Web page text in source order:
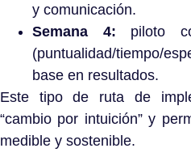
y comunicación.
Semana 4: piloto
(puntualidad/tiempo/
base en resultados.
Este tipo de ruta de
“cambio por intuición” y
medible y sostenible.